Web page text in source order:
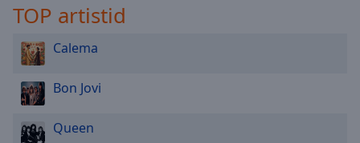
TOP artistid
Calema
Bon Jovi
Queen